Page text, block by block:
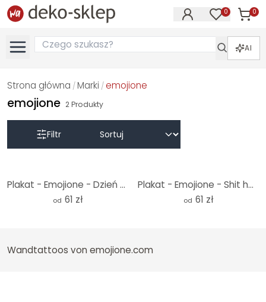
0 0
AI
Strona główna / Marki / emojione
emojione 2Produkty
Filtr
Plakat - Emojione - Dzień tygodnia
od 61 zł
Plakat - Emojione - Shit happens
od 61 zł
Wandtattoos von emojione.com